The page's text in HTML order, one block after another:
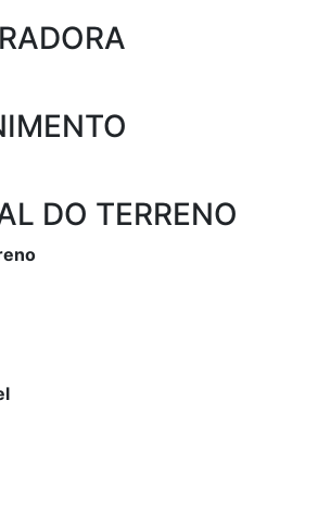
DO TERRENO